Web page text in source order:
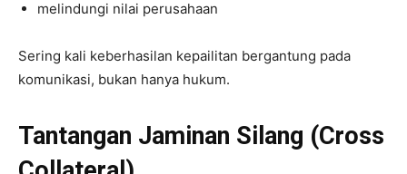
melindungi nilai perusahaan
Sering kali keberhasilan kepailitan bergantung pada
komunikasi, bukan hanya hukum.
Tantangan Jaminan Silang (Cross